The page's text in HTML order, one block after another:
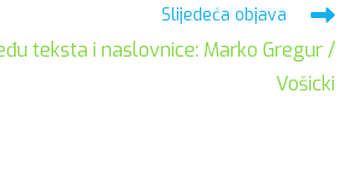
Slijedeća objava
teksta i naslovnice: Marko Gregur /
Vošicki